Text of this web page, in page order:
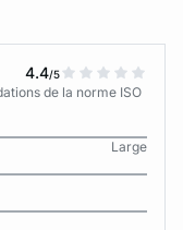
4.4/5
de la norme ISO
Large